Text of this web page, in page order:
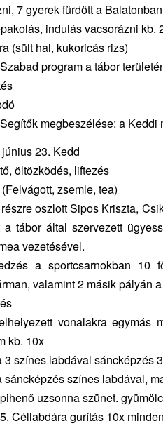
7 gyerek fürdött a
indulás vacsorázni kb.
(sült hal, kukoricás rizs)
program a tábor
megbeszélése: a
23. Kedd
öltözködés, liftezés
zsemle, tea)
oszlott Sipos Kriszta,
tábor által szervezett
vezetésével.
a sportcsarnokban
valamint 2 másik pályán
vonalakra egymás
kb. 10x
3 színes labdával sáncképzés
sáncképzés színes labdával,
uzsonna szünet.
Céllabdára gurítás 10x